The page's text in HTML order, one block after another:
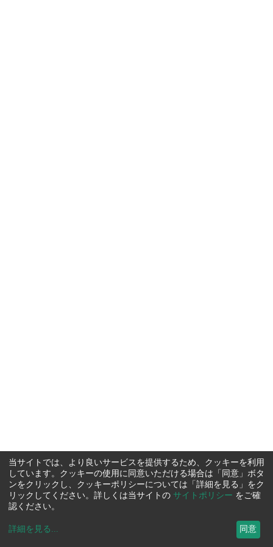
当サイトでは、より良いサービスを提供するため、クッキーを利用
しています。クッキーの使用に同意いただける場合は「同意」ボタ
ンをクリックし、クッキーポリシーについては「詳細を見る」をク
リックしてください。詳しくは当サイトの サイトポリシー をご確
認ください。
詳細を見る ... 同意